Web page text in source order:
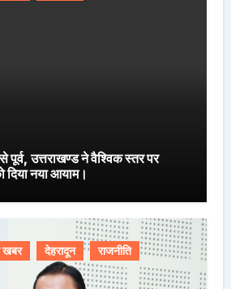
पूर्व, उत्तराखण्ड ने वैश्विक स्तर पर
नया आयाम।
खबर देहरादून राजनीति